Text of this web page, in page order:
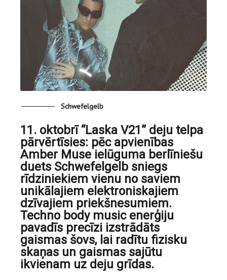
Schwefelgelb
11. oktobrī “Laska V21” deju telpa
pārvērtīsies: pēc apvienības
Amber Muse ielūguma berlīniešu
duets Schwefelgelb sniegs
rīdziniekiem vienu no saviem
unikālajiem elektroniskajiem
dzīvajiem priekšnesumiem.
Techno body music enerģiju
pavadīs precīzi izstrādāts
gaismas šovs, lai radītu fizisku
skaņas un gaismas sajūtu
ikvienam uz deju grīdas.